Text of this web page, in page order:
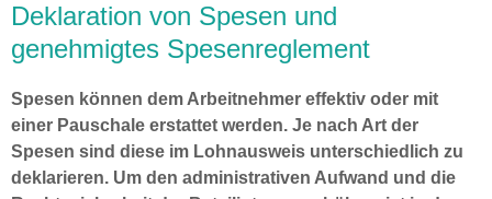
Deklaration von Spesen und
genehmigtes Spesenreglement
Spesen können dem Arbeitnehmer effektiv oder mit
einer Pauschale erstattet werden. Je nach Art der
Spesen sind diese im Lohnausweis unterschiedlich zu
deklarieren. Um den administrativen Aufwand und die